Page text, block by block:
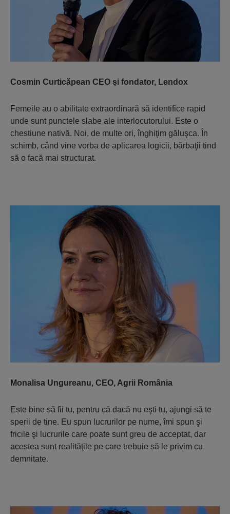
Cosmin Curticăpean CEO şi fondator, Lendox
Femeile au o abilitate extraordinară să identifice rapid
unde sunt punctele slabe ale interlocutorului. Este o
chestiune nativă. Noi, de multe ori, înghiţim găluşca. În
schimb, când vine vorba de aplicarea logicii, bărbaţii tind
să o facă mai structurat.
Monalisa Ungureanu, CEO, Agrii România
Este bine să fii tu, pentru că dacă nu eşti tu, ajungi să te
sperii de tine. Eu spun lucrurilor pe nume, îmi spun şi
fricile şi lucrurile care poate sunt greu de acceptat, dar
acestea sunt realităţile pe care trebuie să le privim cu
demnitate.